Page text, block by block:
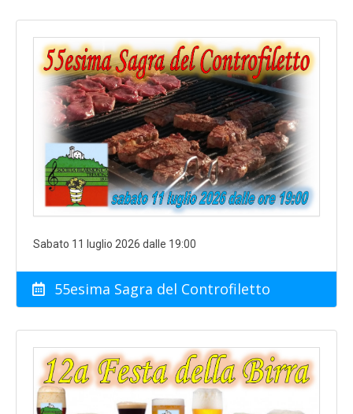
Sabato 11 luglio 2026 dalle 19:00
55esima Sagra del Controfiletto